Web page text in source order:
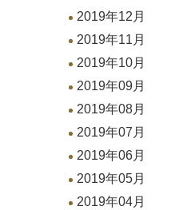
2019年12月
2019年11月
2019年10月
2019年09月
2019年08月
2019年07月
2019年06月
2019年05月
2019年04月